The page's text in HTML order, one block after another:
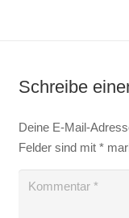
Schreibe
Deine E-Mail-
Felder sind mit *